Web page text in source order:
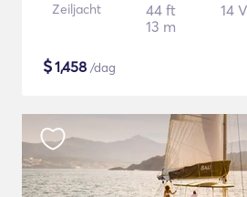
Zeiljacht
44 ft
13 m
14
$1,458 /dag